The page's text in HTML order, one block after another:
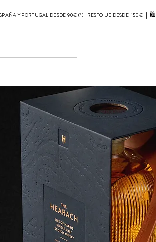
Y PORTUGAL DESDE 90€ (*) | RESTO UE DESDE 150€| 🛍